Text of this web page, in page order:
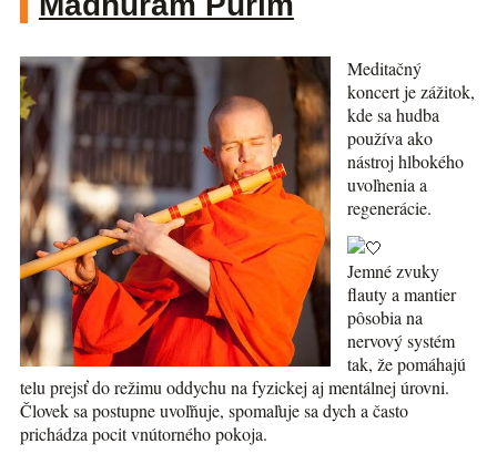
Meditačný
koncert je zážitok,
kde sa hudba
používa ako
nástroj hlbokého
uvoľnenia a
regenerácie.
Jemné zvuky
flauty a mantier
pôsobia na
nervový systém
tak, že pomáhajú
telu prejsť do režimu oddychu na fyzickej aj mentálnej úrovni.
Človek sa postupne uvoľňuje, spomaľuje sa dych a často
prichádza pocit vnútorného pokoja.